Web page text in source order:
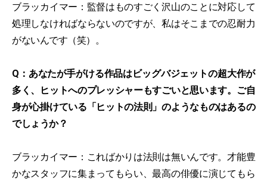
ブラッカイマー：監督はものすごく沢山のことに対応して
処理しなければならないのですが、私はそこまでの忍耐力
がないんです（笑）。
Q：あなたが手がける作品はビッグバジェットの超大作が
多く、ヒットへのプレッシャーもすごいと思います。ご自
身が心掛けている「ヒットの法則」のようなものはあるの
でしょうか？
ブラッカイマー：こればかりは法則は無いんです。才能豊
かなスタッフに集まってもらい、最高の俳優に演じてもら